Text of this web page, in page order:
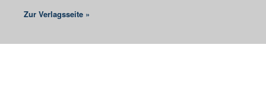
Zur Verlagsseite »